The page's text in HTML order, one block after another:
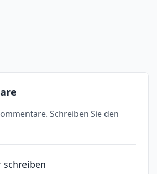
Schreiben Sie den
schreiben